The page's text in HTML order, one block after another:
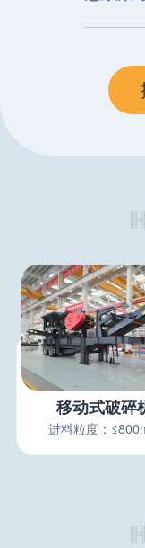
移动式破碎
进料粒度：